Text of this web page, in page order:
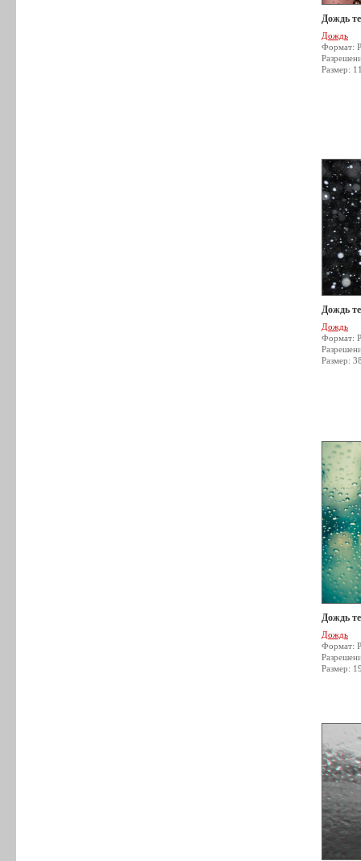
Дождь
Дождь
Формат:
Размер:
Дождь
Дождь
Формат:
Размер:
Дождь
Дождь
Формат:
Размер: